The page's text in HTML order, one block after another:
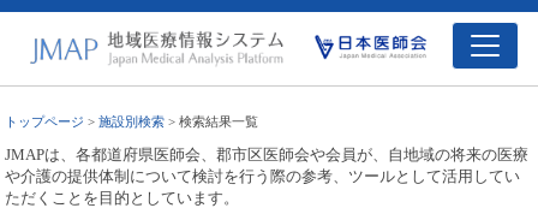
トップページ >施設別検索 > 検索結果一覧
JMAPは、各都道府県医師会、郡市区医師会や会員が、自地域の将来の医療
や介護の提供体制について検討を行う際の参考、ツールとして活用してい
ただくことを目的としています。